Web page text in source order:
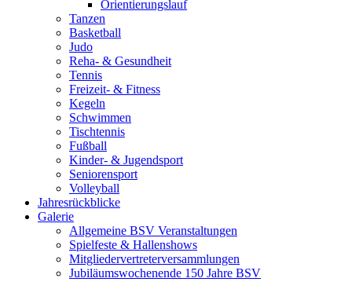
Orientierungslauf
Tanzen
Basketball
Judo
Reha- & Gesundheit
Tennis
Freizeit- & Fitness
Kegeln
Schwimmen
Tischtennis
Fußball
Kinder- & Jugendsport
Seniorensport
Volleyball
Jahresrückblicke
Galerie
Allgemeine BSV Veranstaltungen
Spielfeste & Hallenshows
Mitgliedervertreterversammlungen
Jubiläumswochenende 150 Jahre BSV